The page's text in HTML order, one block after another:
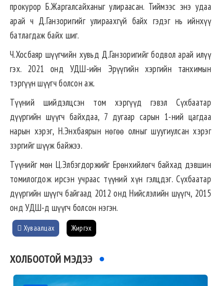
прокурор Б.Жаргалсайханыг улираасан. Тиймээс энэ удаа
арай ч Д.Ганзоригийг улираахгүй байх гэдэг нь ийнхүү
батлагдаж байх шиг.
Ч.Хосбаяр шүүгчийн хувьд Д.Ганзоригийг бодвол арай илүү
гэх. 2021 онд УДШ-ийн Эрүүгийн хэргийн танхимын
тэргүүн шүүгч болсон аж.
Түүний шийдэлцсэн том хэргүүд гэвэл Сүхбаатар
дүүргийн шүүгч байхдаа, 7 дугаар сарын 1-ний цагдаа
нарын хэрэг, Н.Энхбаярын нөгөө олныг шуугиулсан хэрэг
зэргийг шүүж байжээ.
Түүнийг мөн Ц.Элбэгдоржийг Ерөнхийлөгч байхад дэвшин
томилогдож ирсэн учраас түүний хүн гэлцдэг. Сүхбаатар
дүүргийн шүүгч байгаад 2012 онд Нийслэлийн шүүгч, 2015
онд УДШ-д шүүгч болсон нэгэн.
Хуваалцах Жиргэх
ХОЛБООТОЙ МЭДЭЭ